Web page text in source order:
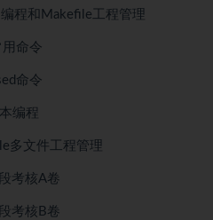
程和Makefile工程管理
命令
命令
编程
多文件工程管理
考核A卷
考核B卷